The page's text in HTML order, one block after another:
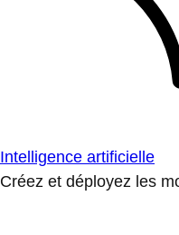
Intelligence artificielle
Créez et déployez les